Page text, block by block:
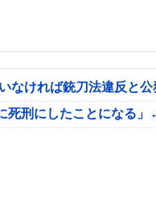
なければ銃刀法違反と
死刑にしたことになる